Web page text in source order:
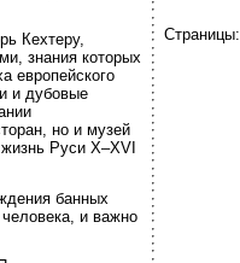
Кехтеру,
знания которых
европейского
и дубовые
но и музей
Руси X–XVI
банных
и важно
Страницы: